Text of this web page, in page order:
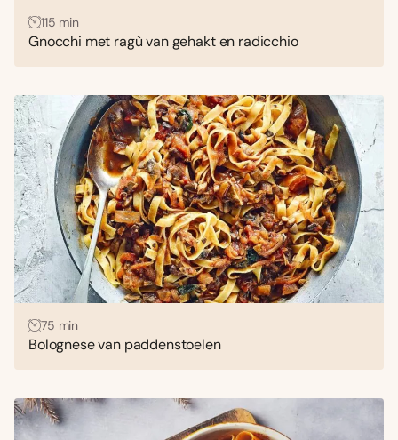
115 min
Gnocchi met ragù van gehakt en radicchio
75 min
Bolognese van paddenstoelen